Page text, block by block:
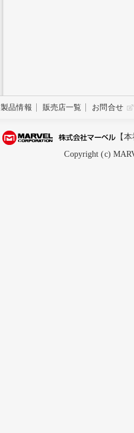
製品情報 販売店一覧 お問合せ
【
Copyright (c)